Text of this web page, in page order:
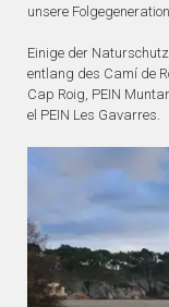
unsere
Einige der
entlang des Camí de
Cap Roig, PEIN
el PEIN Les Gavarres.